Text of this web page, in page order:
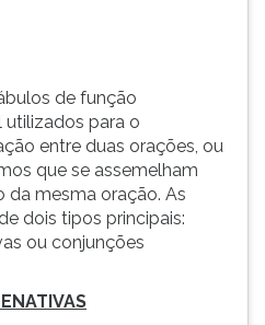
de função
para o
entre duas orações, ou
que se assemelham
mesma oração. As
dois tipos principais:
ou conjunções